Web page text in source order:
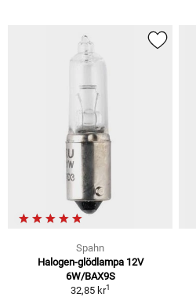
Spahn
Halogen-glödlampa 12V
6W/BAX9S
32,85 kr1